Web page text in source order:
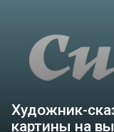
Художник-
картины на